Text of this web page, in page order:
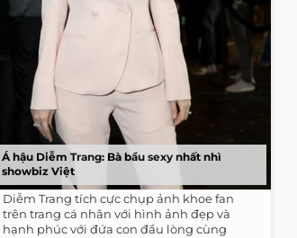
Á hậu Diễm Trang: Bà bầu sexy nhất nhì
showbiz Việt
Diễm Trang tích cực chụp ảnh khoe fan
trên trang cá nhân với hình ảnh đẹp và
hạnh phúc với đứa con đầu lòng cùng